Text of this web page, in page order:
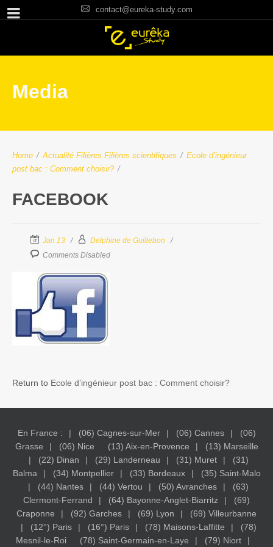
contact@eureka-study.com
Media
Home / Actualité Filières Filières scientifiques / Ecole d’ingénieur
post bac : Comment choisir? /
FACEBOOK
Jan 13
Delphine de Guillebon
Comments Disabled
Return to Ecole d’ingénieur post bac : Comment choisir?
En France : (06) Cagnes-sur-Mer (06) Cannes
(06)
Grasse
(06) Nice (13) Aix-en-Provence
(13) Marseille
(22) Dinan
(29) Landerneau (31) Muret
(31)
Balma
(34) Montpellier (33) Bordeaux
(35) Saint-Malo
(44) Nantes
(44) Vertou (50) Avranches
(63)
Clermont-Ferrand
(64) Bayonne-Anglet-Biarritz
(69)
Craponne
(92) Garches (69) Lyon
(69) Villeurbanne
(12°) Paris
(16°) Paris (78) Maisons-Laffitte
(78)
Mesnil-le-Roi
(78) Saint-Germain-en-Laye (79) Niort